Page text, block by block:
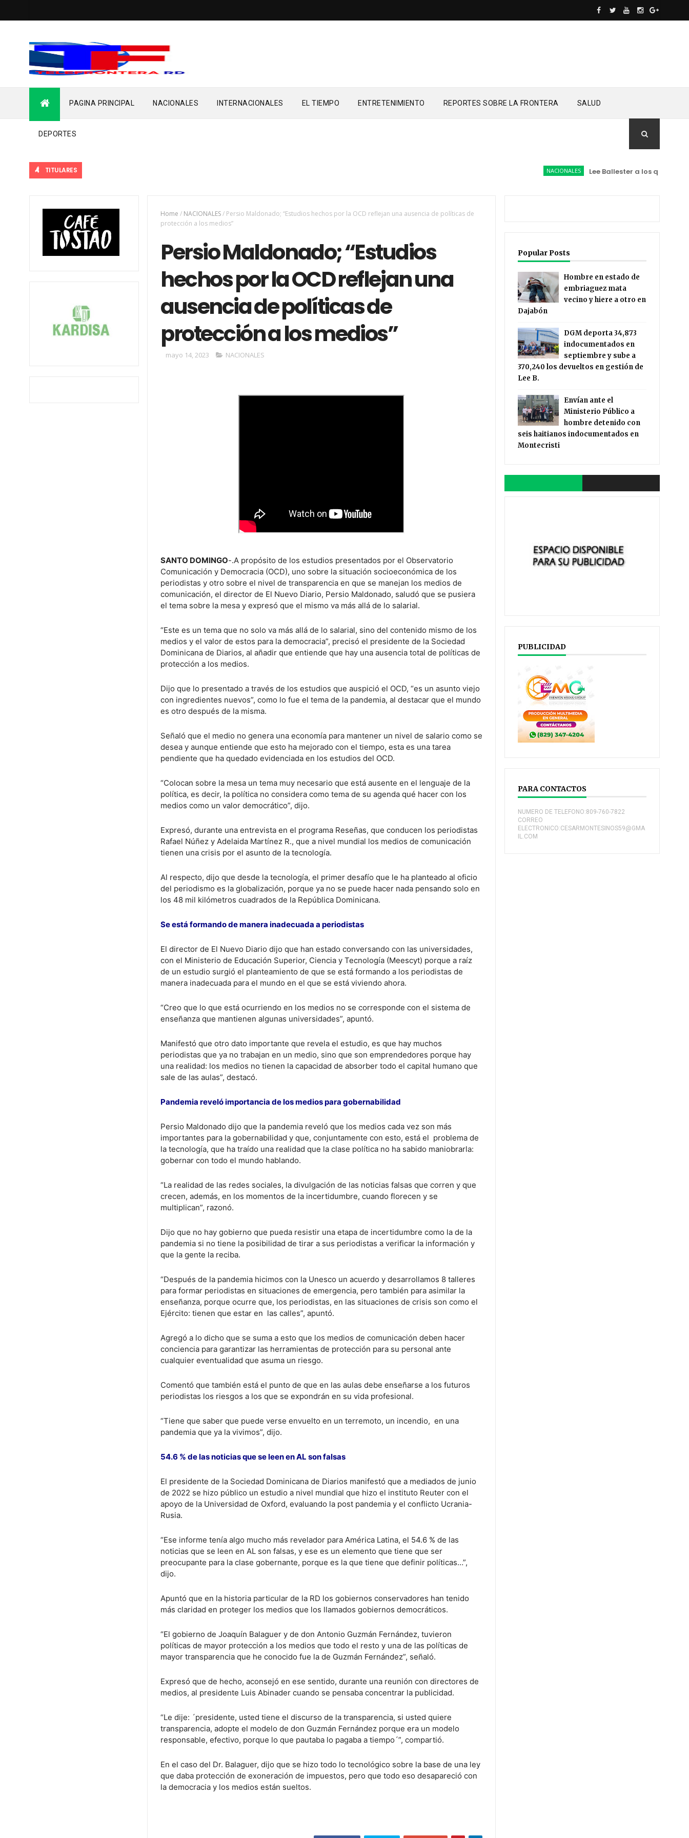
PAGINA PRINCIPAL NACIONALES INTERNACIONALES EL TIEMPO ENTRETENIMIENTO REPORTES SOBRE LA FRONTERA SALUD
DEPORTES
TITULARES NACIONALES Lee Ballester a los que se
Home / NACIONALES/ Persio Maldonado; “Estudios hechos por la OCD reflejan una ausencia de políticas de
protección a los medios”
Persio Maldonado; “Estudios
hechos por la OCD reflejan una
ausencia de políticas de
protección a los medios”
mayo 14, 2023 NACIONALES
SANTO DOMINGO-.A propósito de los estudios presentados por el Observatorio
Comunicación y Democracia (OCD), uno sobre la situación socioeconómica de los
periodistas y otro sobre el nivel de transparencia en que se manejan los medios de
comunicación, el director de El Nuevo Diario, Persio Maldonado, saludó que se pusiera
el tema sobre la mesa y expresó que el mismo va más allá de lo salarial.
“Este es un tema que no solo va más allá de lo salarial, sino del contenido mismo de los
medios y el valor de estos para la democracia”, precisó el presidente de la Sociedad
Dominicana de Diarios, al añadir que entiende que hay una ausencia total de políticas de
protección a los medios.
Dijo que lo presentado a través de los estudios que auspició el OCD, “es un asunto viejo
con ingredientes nuevos”, como lo fue el tema de la pandemia, al destacar que el mundo
es otro después de la misma.
Señaló que el medio no genera una economía para mantener un nivel de salario como se
desea y aunque entiende que esto ha mejorado con el tiempo, esta es una tarea
pendiente que ha quedado evidenciada en los estudios del OCD.
“Colocan sobre la mesa un tema muy necesario que está ausente en el lenguaje de la
política, es decir, la política no considera como tema de su agenda qué hacer con los
medios como un valor democrático”, dijo.
Expresó, durante una entrevista en el programa Reseñas, que conducen los periodistas
Rafael Núñez y Adelaida Martínez R., que a nivel mundial los medios de comunicación
tienen una crisis por el asunto de la tecnología.
Al respecto, dijo que desde la tecnología, el primer desafío que le ha planteado al oficio
del periodismo es la globalización, porque ya no se puede hacer nada pensando solo en
los 48 mil kilómetros cuadrados de la República Dominicana.
Se está formando de manera inadecuada a periodistas
El director de El Nuevo Diario dijo que han estado conversando con las universidades,
con el Ministerio de Educación Superior, Ciencia y Tecnología (Meescyt) porque a raíz
de un estudio surgió el planteamiento de que se está formando a los periodistas de
manera inadecuada para el mundo en el que se está viviendo ahora.
“Creo que lo que está ocurriendo en los medios no se corresponde con el sistema de
enseñanza que mantienen algunas universidades”, apuntó.
Manifestó que otro dato importante que revela el estudio, es que hay muchos
periodistas que ya no trabajan en un medio, sino que son emprendedores porque hay
una realidad: los medios no tienen la capacidad de absorber todo el capital humano que
sale de las aulas”, destacó.
Pandemia reveló importancia de los medios para gobernabilidad
Persio Maldonado dijo que la pandemia reveló que los medios cada vez son más
importantes para la gobernabilidad y que, conjuntamente con esto, está el problema de
la tecnología, que ha traído una realidad que la clase política no ha sabido maniobrarla:
gobernar con todo el mundo hablando.
“La realidad de las redes sociales, la divulgación de las noticias falsas que corren y que
crecen, además, en los momentos de la incertidumbre, cuando florecen y se
multiplican”, razonó.
Dijo que no hay gobierno que pueda resistir una etapa de incertidumbre como la de la
pandemia si no tiene la posibilidad de tirar a sus periodistas a verificar la información y
que la gente la reciba.
“Después de la pandemia hicimos con la Unesco un acuerdo y desarrollamos 8 talleres
para formar periodistas en situaciones de emergencia, pero también para asimilar la
enseñanza, porque ocurre que, los periodistas, en las situaciones de crisis son como el
Ejército: tienen que estar en las calles”, apuntó.
Agregó a lo dicho que se suma a esto que los medios de comunicación deben hacer
conciencia para garantizar las herramientas de protección para su personal ante
cualquier eventualidad que asuma un riesgo.
Comentó que también está el punto de que en las aulas debe enseñarse a los futuros
periodistas los riesgos a los que se expondrán en su vida profesional.
“Tiene que saber que puede verse envuelto en un terremoto, un incendio, en una
pandemia que ya la vivimos”, dijo.
54.6 % de las noticias que se leen en AL son falsas
El presidente de la Sociedad Dominicana de Diarios manifestó que a mediados de junio
de 2022 se hizo público un estudio a nivel mundial que hizo el instituto Reuter con el
apoyo de la Universidad de Oxford, evaluando la post pandemia y el conflicto Ucrania-
Rusia.
“Ese informe tenía algo mucho más revelador para América Latina, el 54.6 % de las
noticias que se leen en AL son falsas, y ese es un elemento que tiene que ser
preocupante para la clase gobernante, porque es la que tiene que definir políticas…”,
dijo.
Apuntó que en la historia particular de la RD los gobiernos conservadores han tenido
más claridad en proteger los medios que los llamados gobiernos democráticos.
“El gobierno de Joaquín Balaguer y de don Antonio Guzmán Fernández, tuvieron
políticas de mayor protección a los medios que todo el resto y una de las políticas de
mayor transparencia que he conocido fue la de Guzmán Fernández”, señaló.
Expresó que de hecho, aconsejó en ese sentido, durante una reunión con directores de
medios, al presidente Luis Abinader cuando se pensaba concentrar la publicidad.
“Le dije: ´presidente, usted tiene el discurso de la transparencia, si usted quiere
transparencia, adopte el modelo de don Guzmán Fernández porque era un modelo
responsable, efectivo, porque lo que pautaba lo pagaba a tiempo´”, compartió.
En el caso del Dr. Balaguer, dijo que se hizo todo lo tecnológico sobre la base de una ley
que daba protección de exoneración de impuestos, pero que todo eso desapareció con
la democracia y los medios están sueltos.
Popular Posts
Hombre en estado de
embriaguez mata
vecino y hiere a otro en
Dajabón
DGM deporta 34,873
indocumentados en
septiembre y sube a
370,240 los devueltos en gestión de
Lee B.
Envían ante el
Ministerio Público a
hombre detenido con
seis haitianos indocumentados en
Montecristi
PUBLICIDAD
PARA CONTACTOS
NUMERO DE TELEFONO:809-760-7822
CORREO
ELECTRONICO:CESARMONTESINOS59@GMA
IL.COM